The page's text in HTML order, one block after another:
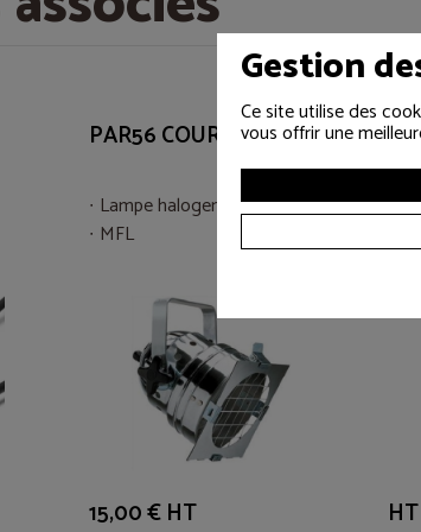
PAR56 COURT ALU
Lampe halogene 300V 220V
MFL
15,00 € HT HT
Gestion
Ce site utilise des
vous offrir une